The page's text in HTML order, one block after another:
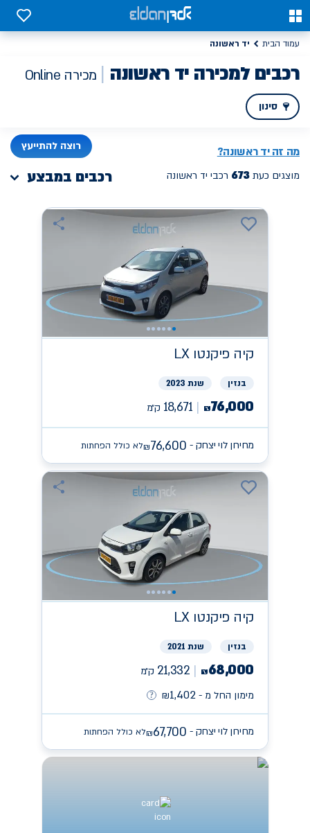
0
0
עמוד הבית יד ראשונה
רכבים למכירה יד ראשונה מכירה Online
סינון
מה זהיד ראשונה? רוצה להתייעץ
מוצגים כעת רכבי יד ראשונה רכבים במבצע
קיה פיקנטו LX
בנזין שנת 2023
₪76,000
18,671 ק״מ
מחירון לוי יצחק - ₪76,600 לא כולל הפחתות
קיה פיקנטו LX
בנזין שנת 2021
₪68,000
21,332 ק״מ
מימון החל מ -
₪1,402
מחירון לוי יצחק - ₪67,700 לא כולל הפחתות